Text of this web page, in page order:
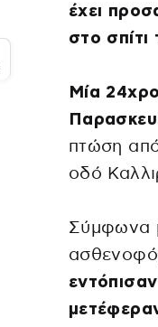
έχει
στο
Μία
πτώση
οδό
Σύμφωνα